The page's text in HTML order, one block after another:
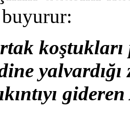
koştukları
yalvardığı